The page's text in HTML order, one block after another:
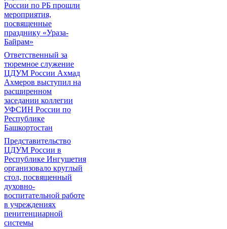
России по РБ прошли
мероприятия,
посвященные
празднику «Ураза-
Байрам»
Ответственный за
тюремное служение
ЦДУМ России Ахмад
Ахмеров выступил на
расширенном
заседании коллегии
УФСИН России по
Республике
Башкортостан
Представительство
ЦДУМ России в
Республике Ингушетия
организовало круглый
стол, посвященный
духовно-
воспитательной работе
в учреждениях
пенитенциарной
системы